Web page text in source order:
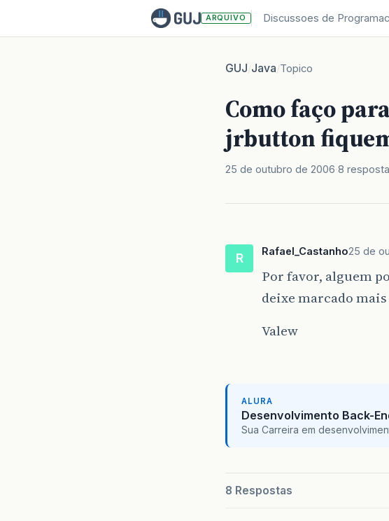
ARQUIVO Discussoes de
GUJ/Java/Topico
Como faço
jrbutton
25 de outubro de 2006 8
R Rafael_Castanho25 de
Por favor, alguem
deixe marcado
Valew
ALURA
Desenvolvimento Back-
Sua Carreira em
8 Respostas